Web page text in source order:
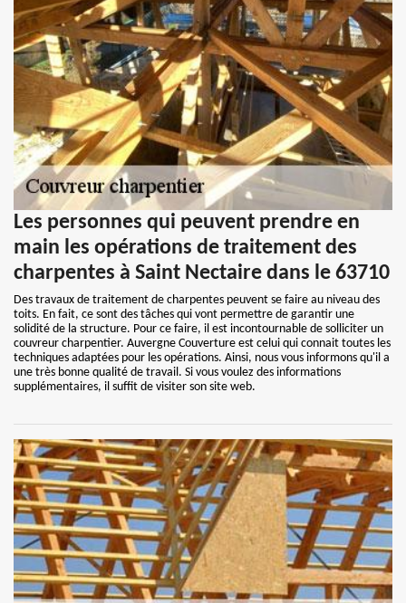
Les personnes qui peuvent prendre en
main les opérations de traitement des
charpentes à Saint Nectaire dans le 63710
Des travaux de traitement de charpentes peuvent se faire au niveau des
toits. En fait, ce sont des tâches qui vont permettre de garantir une
solidité de la structure. Pour ce faire, il est incontournable de solliciter un
couvreur charpentier. Auvergne Couverture est celui qui connait toutes les
techniques adaptées pour les opérations. Ainsi, nous vous informons qu'il a
une très bonne qualité de travail. Si vous voulez des informations
supplémentaires, il suffit de visiter son site web.